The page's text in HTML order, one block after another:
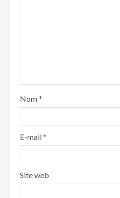
Nom*
E-mail*
Site web